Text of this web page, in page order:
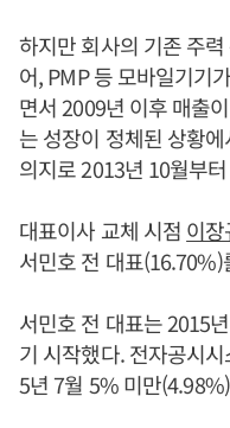
하지만 회사의 기존 주
어, PMP 등 모바일기기
면서 2009년 이후 매출
는 성장이 정체된 상황
의지로 2013년 10월부
대표이사 교체 시점 이장
서민호 전 대표(16.70%)
서민호 전 대표는 2015
기 시작했다. 전자공시
5년 7월 5% 미만